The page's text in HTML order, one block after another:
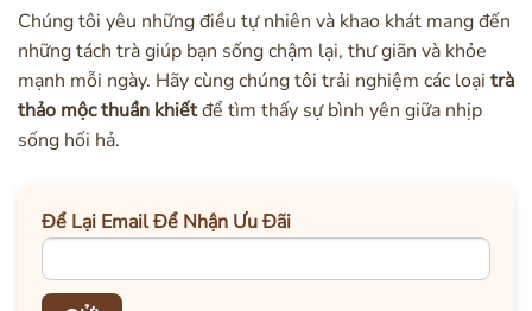
Chúng tôi yêu những điều tự nhiên và khao khát mang đến
những tách trà giúp bạn sống chậm lại, thư giãn và khỏe
mạnh mỗi ngày. Hãy cùng chúng tôi trải nghiệm các loại trà
thảo mộc thuần khiếtđể tìm thấy sự bình yên giữa nhịp
sống hối hả.
Để Lại Email Để Nhận Ưu Đãi